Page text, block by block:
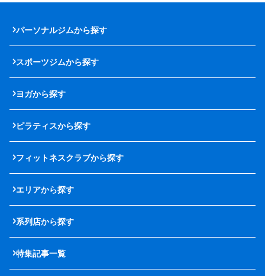
パーソナルジムから探す
スポーツジムから探す
ヨガから探す
ピラティスから探す
フィットネスクラブから探す
エリアから探す
系列店から探す
特集記事一覧